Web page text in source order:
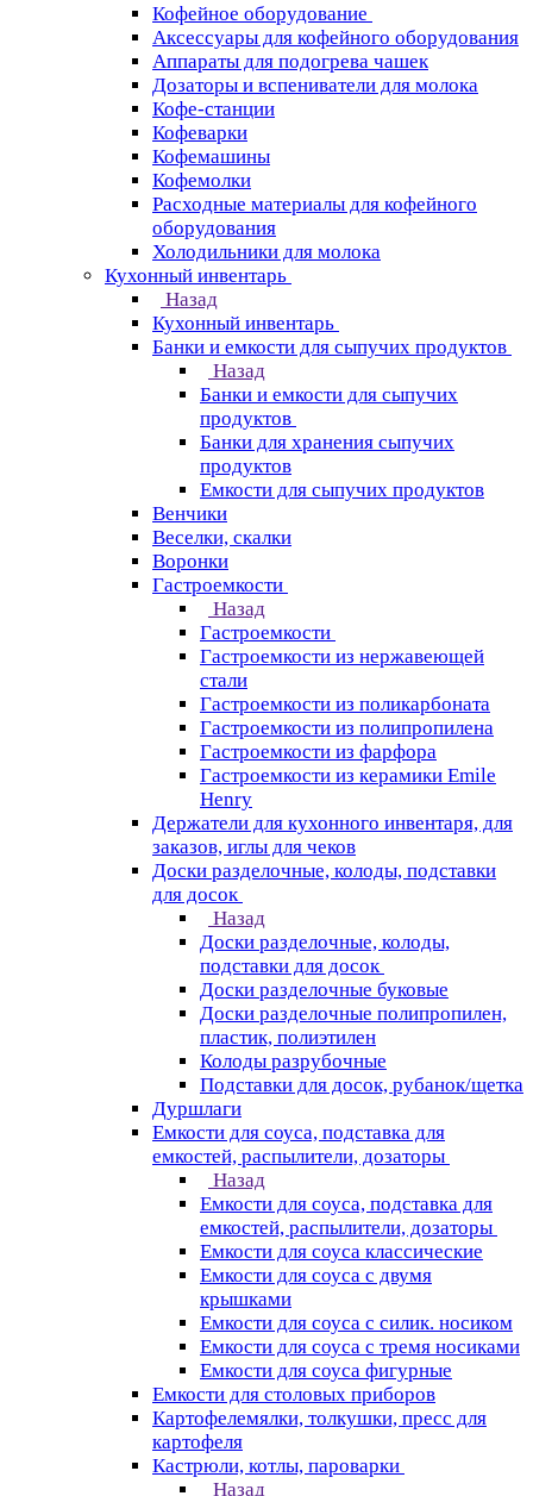
Кофейное оборудование
Аксессуары для кофейного оборудования
Аппараты для подогрева чашек
Дозаторы и вспениватели для молока
Кофе-станции
Кофеварки
Кофемашины
Кофемолки
Расходные материалы для кофейного
оборудования
Холодильники для молока
Кухонный инвентарь
Назад
Кухонный инвентарь
Банки и емкости для сыпучих продуктов
Назад
Банки и емкости для сыпучих
продуктов
Банки для хранения сыпучих
продуктов
Емкости для сыпучих продуктов
Венчики
Веселки, скалки
Воронки
Гастроемкости
Назад
Гастроемкости
Гастроемкости из нержавеющей
стали
Гастроемкости из поликарбоната
Гастроемкости из полипропилена
Гастроемкости из фарфора
Гастроемкости из керамики Emile
Henry
Держатели для кухонного инвентаря, для
заказов, иглы для чеков
Доски разделочные, колоды, подставки
для досок
Назад
Доски разделочные, колоды,
подставки для досок
Доски разделочные буковые
Доски разделочные полипропилен,
пластик, полиэтилен
Колоды разрубочные
Подставки для досок, рубанок/щетка
Дуршлаги
Емкости для соуса, подставка для
емкостей, распылители, дозаторы
Назад
Емкости для соуса, подставка для
емкостей, распылители, дозаторы
Емкости для соуса классические
Емкости для соуса с двумя
крышками
Емкости для соуса с силик. носиком
Емкости для соуса с тремя носиками
Емкости для соуса фигурные
Емкости для столовых приборов
Картофелемялки, толкушки, пресс для
картофеля
Кастрюли, котлы, пароварки
Назад